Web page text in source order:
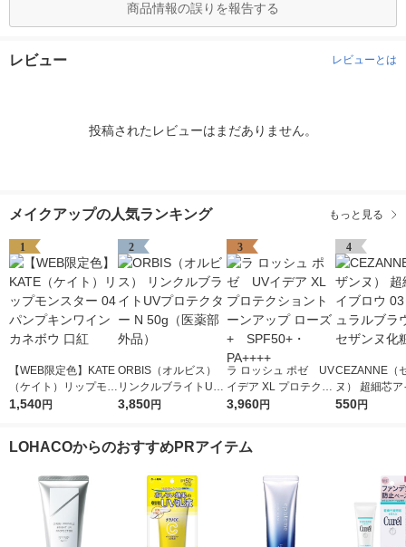
商品情報の誤りを報告する
レビュー レビューとは
投稿されたレビューはまだありません。
メイクアップの人気ランキング もっと見る
1
【WEB限定色】KATE
（ケイト）リップモン
スター 04 パンプキン
1,540円
2
ORBIS（オルビス）
リンクルブライトUV
プロテクター N 50g
3,850円
3
ラ ロッシュ ポゼ UV
イデア XL プロテクシ
ョントーンアップ ロ
3,960円
4
CEZANNE（
ヌ） 超細芯
ウ 03（ナチ
550円
LOHACOからのおすすめPRアイテム